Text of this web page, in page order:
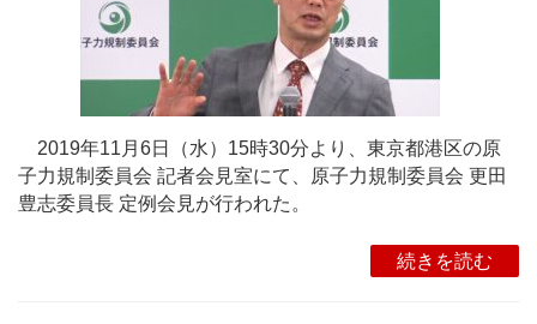
2019年11月6日（水）15時30分より、東京都港区の原
子力規制委員会 記者会見室にて、原子力規制委員会 更田
豊志委員長 定例会見が行われた。
続きを読む